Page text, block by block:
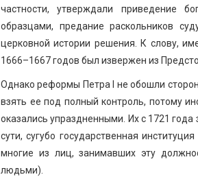
частности, утверждали приведение
образцами, предание раскольников
церковной истории решения. К слову,
1666–1667 годов был извержен из
Однако реформы Петра I не обошли
взять ее под полный контроль, потому
оказались упраздненными. Их с 1721
сути, сугубо государственная
многие из лиц, занимавших эту
людьми).